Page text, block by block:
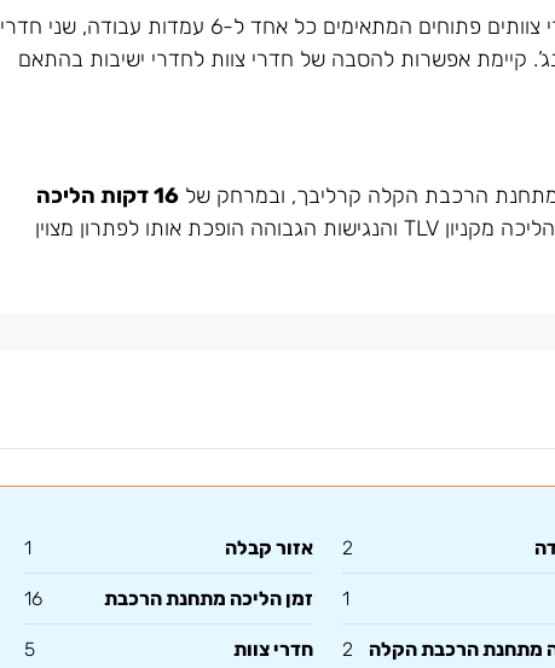
המשרד מחולק באופן יעיל וגמיש, וכולל חמישה חדרי צוותים פתוחים המתאימים כל אחד ל-6 עמדות עבודה, שני חדרי
קיימת אפשרות להסבה של חדרי צוות לחדרי ישיבות בהתאם
הרכבת הקלה קרליבך, ובמרחק של 16 דקות הליכה
מתחנת רכבת השלום. המגדל במרחק של 5 דקות הליכה מקניון TLV והנגישות הגבוהה הופכת אותו לפתרון מצוין
2 אזור קבלה 1
1 זמן הליכה מתחנת הרכבת 16
מתחנת הרכבת הקלה 2 חדרי צוות 5